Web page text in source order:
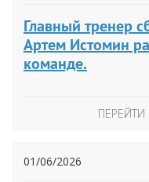
Главный тренер
Артем Истомин
команде.
01/06/2026